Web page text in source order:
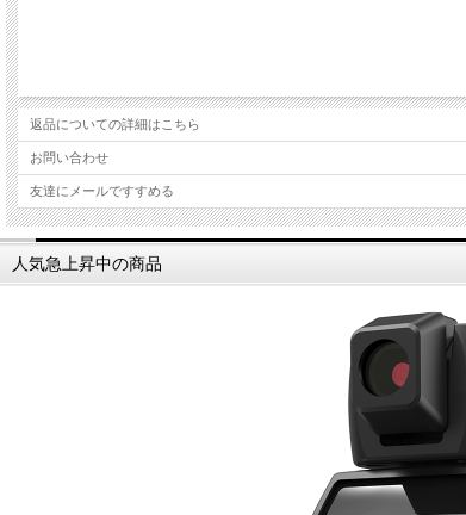
返品についての詳細はこちら
お問い合わせ
友達にメールですすめる
人気急上昇中の商品